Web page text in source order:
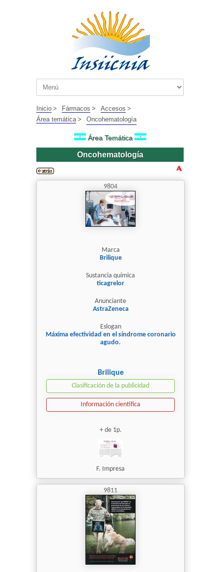
Inicio > Fármacos > Accesos >
Área temática > Oncohematología
Área Temática
Oncohematología
9804
Marca
Brilique
Sustancia química
ticagrelor
Anunciante
AstraZeneca
Eslogan
Máxima efectividad en el síndrome coronario
agudo.
Brilique
Clasificación de la publicidad
Información científica
+ de 1p.
F. Impresa
9811